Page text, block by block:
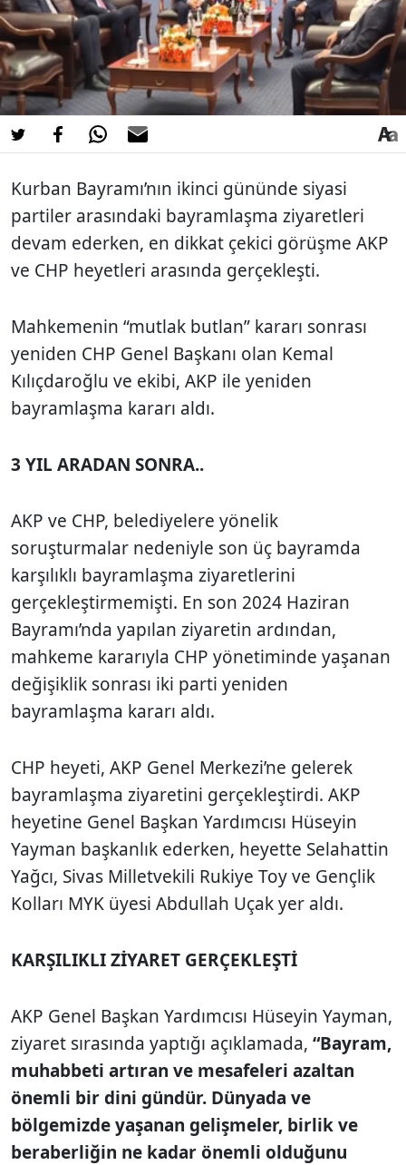
Kurban Bayramı’nın ikinci gününde siyasi
partiler arasındaki bayramlaşma ziyaretleri
devam ederken, en dikkat çekici görüşme AKP
ve CHP heyetleri arasında gerçekleşti.
Mahkemenin “mutlak butlan” kararı sonrası
yeniden CHP Genel Başkanı olan Kemal
Kılıçdaroğlu ve ekibi, AKP ile yeniden
bayramlaşma kararı aldı.
3 YIL ARADAN SONRA..
AKP ve CHP, belediyelere yönelik
soruşturmalar nedeniyle son üç bayramda
karşılıklı bayramlaşma ziyaretlerini
gerçekleştirmemişti. En son 2024 Haziran
Bayramı’nda yapılan ziyaretin ardından,
mahkeme kararıyla CHP yönetiminde yaşanan
değişiklik sonrası iki parti yeniden
bayramlaşma kararı aldı.
CHP heyeti, AKP Genel Merkezi’ne gelerek
bayramlaşma ziyaretini gerçekleştirdi. AKP
heyetine Genel Başkan Yardımcısı Hüseyin
Yayman başkanlık ederken, heyette Selahattin
Yağcı, Sivas Milletvekili Rukiye Toy ve Gençlik
Kolları MYK üyesi Abdullah Uçak yer aldı.
KARŞILIKLI ZİYARET GERÇEKLEŞTİ
AKP Genel Başkan Yardımcısı Hüseyin Yayman,
ziyaret sırasında yaptığı açıklamada, “Bayram,
muhabbeti artıran ve mesafeleri azaltan
önemli bir dini gündür. Dünyada ve
bölgemizde yaşanan gelişmeler, birlik ve
beraberliğin ne kadar önemli olduğunu